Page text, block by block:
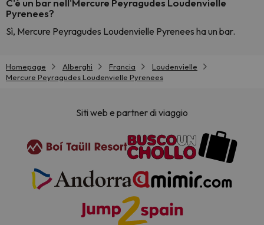
C'è un bar nell'Mercure Peyragudes Loudenvielle
Pyrenees?
Sì, Mercure Peyragudes Loudenvielle Pyrenees ha un bar.
Homepage Alberghi Francia
Loudenvielle
Mercure Peyragudes Loudenvielle Pyrenees
Siti web e partner di viaggio